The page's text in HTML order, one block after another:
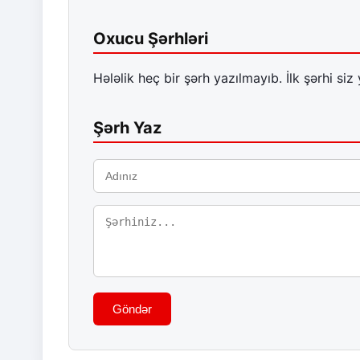
Oxucu Şərhləri
Hələlik heç bir şərh yazılmayıb. İlk şərhi siz
Şərh Yaz
Göndər